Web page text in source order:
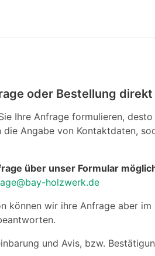
oder Bestellung direkt
Ihre Anfrage formulieren,
Angabe von Kontaktdaten,
über unser Formular
holzwerk.de
können wir ihre Anfrage aber
und Avis, bzw.